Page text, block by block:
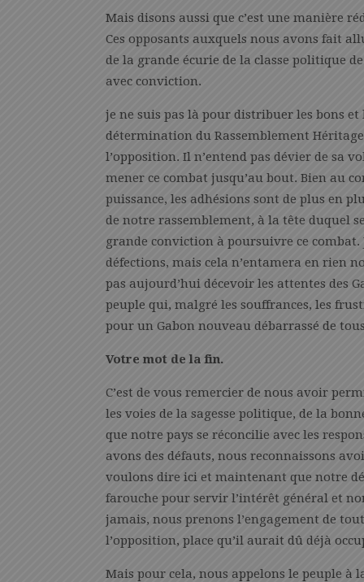
Mais disons aussi que c’est une manière
Ces opposants auxquels nous avons fait
de la grande écurie de la classe politique
avec conviction.
je ne suis pas là pour distribuer les bons
détermination du Rassemblement
l’opposition. Il n’entend pas dévier de sa
mener ce combat jusqu’au bout. Bien au
puissance, les adhésions sont de plus en
de notre rassemblement, à la tête duquel
grande conviction à poursuivre ce
défections, mais cela n’entamera en rien
pas aujourd’hui décevoir les attentes des
peuple qui, malgré les souffrances, les
pour un Gabon nouveau débarrassé de
Votre mot de la fin.
C’est de vous remercier de nous avoir
les voies de la sagesse politique, de la
que notre pays se réconcilie avec les
avons des défauts, nous reconnaissons
voulons dire ici et maintenant que notre
farouche pour servir l’intérêt général et
jamais, nous prenons l’engagement de
l’opposition, place qu’il aurait dû déjà
Mais pour cela, nous appelons le peuple